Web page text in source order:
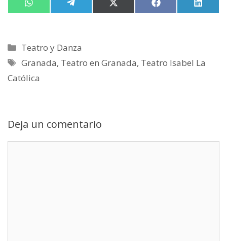
Compartir
en
W
h
A
p
p
Compartir
en
e
r
a
m
Compartir
en
X
(
t
e
Compartir
en
F
a
o
k
en
L
i
I
n
Categorías
Teatro y Danza
Etiquetas
Granada, Teatro en Granada, Teatro Isabel La
Católica
Deja un comentario